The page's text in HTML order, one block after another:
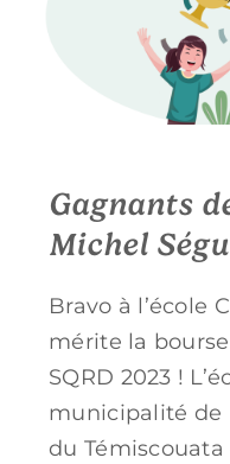
RECHERCHER:
Gagnants
Michel
Bravo à l’école
mérite la
SQRD 2023 !
municipalité de
du